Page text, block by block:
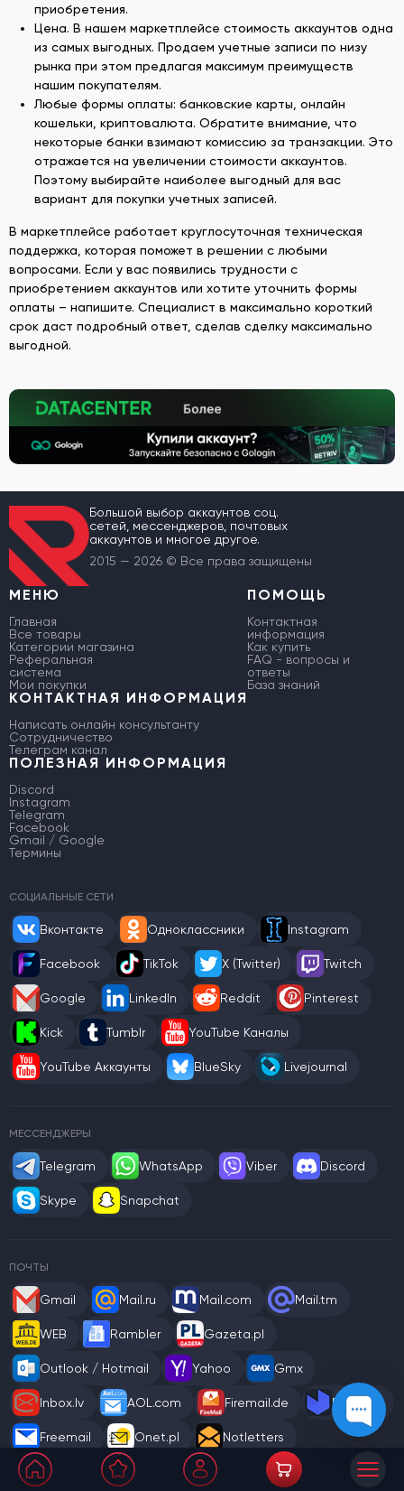
приобретения.
Цена. В нашем маркетплейсе стоимость аккаунтов одна
из самых выгодных. Продаем учетные записи по низу
рынка при этом предлагая максимум преимуществ
нашим покупателям.
Любые формы оплаты: банковские карты, онлайн
кошельки, криптовалюта. Обратите внимание, что
некоторые банки взимают комиссию за транзакции. Это
отражается на увеличении стоимости аккаунтов.
Поэтому выбирайте наиболее выгодный для вас
вариант для покупки учетных записей.
В маркетплейсе работает круглосуточная техническая
поддержка, которая поможет в решении с любыми
вопросами. Если у вас появились трудности с
приобретением аккаунтов или хотите уточнить формы
оплаты – напишите. Специалист в максимально короткий
срок даст подробный ответ, сделав сделку максимально
выгодной.
Большой выбор аккаунтов соц.
сетей, мессенджеров, почтовых
аккаунтов и многое другое.
2015 — 2026 © Все права защищены
МЕНЮ
Главная
Все товары
Категории магазина
Реферальная
система
Мои покупки
ПОМОЩЬ
Контактная
информация
Как купить
FAQ - вопросы и
ответы
База знаний
КОНТАКТНАЯ ИНФОРМАЦИЯ
Написать онлайн консультанту
Сотрудничество
Телеграм канал
ПОЛЕЗНАЯ ИНФОРМАЦИЯ
Discord
Instagram
Telegram
Facebook
Gmail / Google
Термины
СОЦИАЛЬНЫЕ СЕТИ
Вконтакте Одноклассники Instagram
Facebook TikTok X (Twitter) Twitch
Google LinkedIn Reddit Pinterest
Kick Tumblr YouTube Каналы
YouTube Аккаунты BlueSky Livejournal
МЕССЕНДЖЕРЫ
Telegram WhatsApp Viber Discord
Skype Snapchat
ПОЧТЫ
Gmail Mail.ru Mail.com Mail.tm
WEB Rambler Gazeta.pl
Outlook / Hotmail Yahoo Gmx
Inbox.lv AOL.com Firemail.de Firstmail
Freemail Onet.pl Notletters
Proton.me T-online Offilive Skymail